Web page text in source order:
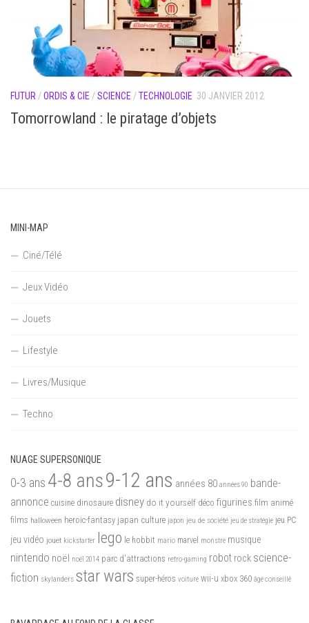
FUTUR /ORDIS & CIE /SCIENCE /TECHNOLOGIE 30 JANVIER 2012
Tomorrowland : le piratage d’objets
MINI-MAP
Ciné/Télé
Jeux Vidéo
Jouets
Lifestyle
Livres/Musique
Techno
NUAGE SUPERSONIQUE
0-3 ans 4-8 ans9-12 ans années 80 années 90 bande-
annonce cuisine dinosaure disney do it yourself déco figurines film animé
films halloween heroic-fantasy japan culture japon jeu de société jeu de stratégie jeu PC
jeu vidéo jouet kickstarter lego le hobbit mario marvel monstre musique
nintendo noël noël 2014 parc d'attractions retro-gaming robot rock science-
fiction skylanders star wars super-héros voiture wii-u xbox 360 âge conseillé